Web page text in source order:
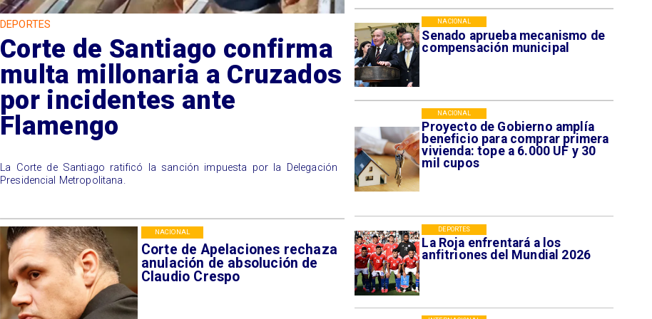
Senado aprueba mecanismo de
compensación municipal
NACIONAL
Proyecto de Gobierno amplía
beneficio para comprar primera
vivienda: tope a 6.000 UF y 30
mil cupos
NACIONAL
La Roja enfrentará a los
anfitriones del Mundial 2026
DEPORTES
Corte de Apelaciones rechaza
anulación de absolución de
Claudio Crespo
NACIONAL
DEPORTES
Corte de Santiago confirma
multa millonaria a Cruzados
por incidentes ante
Flamengo
La Corte de Santiago ratificó la sanción impuesta por la Delegación
Presidencial Metropolitana.